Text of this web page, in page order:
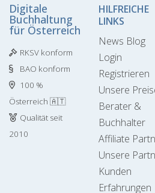
Digitale
Buchhaltung
für Österreich
RKSV konform
BAO konform
100 %
Österreich 🇦🇹
Qualität seit
2010
HILFREICHE
LINKS
News Blog
Login
Registrieren
Unsere
Berater &
Buchhalter
Affiliate
Unsere
Kunden
Erfahrungen